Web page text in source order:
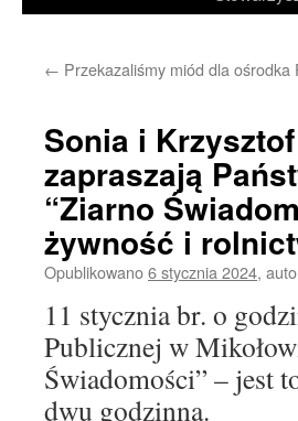
← Przekazaliśmy miód dla ośrodka
Sonia i
zapraszają
“Ziarno
żywność i
Opublikowano6 stycznia 2024,
11 stycznia br. o
Publicznej w
Świadomości” – jest
dwu godzinna.